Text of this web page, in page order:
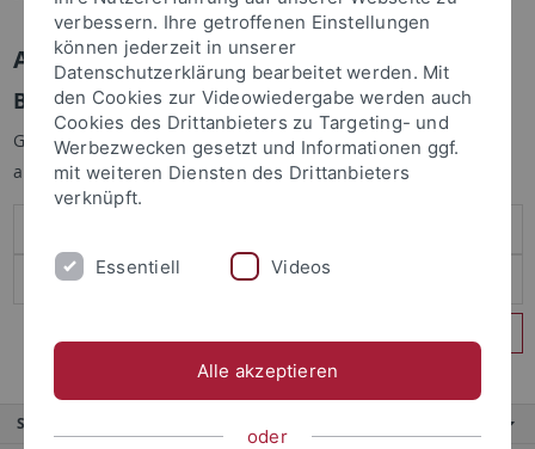
Anmelden
Benutzeranmeldung
Geben Sie Ihren Benutzernamen und Ihr Passwort an um sich
anzumelden:
Service
verbessern. Ihre getroffenen Einstellungen
können jederzeit in unserer
Datenschutzerklärung bearbeitet werden. Mit
den Cookies zur Videowiedergabe werden auch
Cookies des Drittanbieters zu Targeting- und
Werbezwecken gesetzt und Informationen ggf.
mit weiteren Diensten des Drittanbieters
verknüpft.
Essentiell Videos
Alle akzeptieren
oder